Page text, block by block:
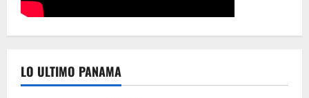
LO ULTIMO PANAMA